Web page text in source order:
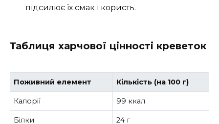
підсилює їх смак і користь.
Таблиця харчової цінності креветок
Поживний елемент Кількість (на 100 г)
Калорії 99 ккал
Білки 24 г